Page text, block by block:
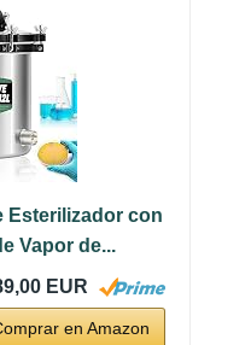
Esterilizador con
Vapor de...
EUR
en Amazon